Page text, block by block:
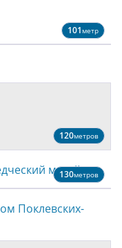
101метр
120метров
музей
130метров
Поклевских-